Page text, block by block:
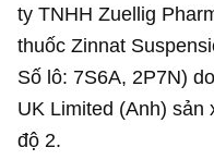
ty TNHH Zuellig
thuốc Zinnat
Số lô: 7S6A, 2P7N)
UK Limited (Anh)
độ 2.